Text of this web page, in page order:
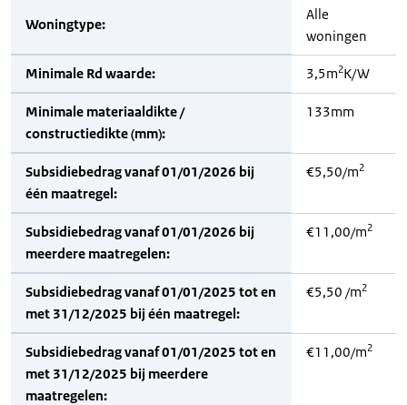
Woningtype:
Alle
woningen
Minimale Rd waarde: 3,5m2K/W
Minimale materiaaldikte /
constructiedikte (mm):
133mm
Subsidiebedrag vanaf 01/01/2026 bij
één maatregel:
€5,50/m2
Subsidiebedrag vanaf 01/01/2026 bij
meerdere maatregelen:
€11,00/m2
Subsidiebedrag vanaf 01/01/2025 tot en
met 31/12/2025 bij één maatregel:
€5,50 /m2
Subsidiebedrag vanaf 01/01/2025 tot en
met 31/12/2025 bij meerdere
maatregelen:
€11,00/m2